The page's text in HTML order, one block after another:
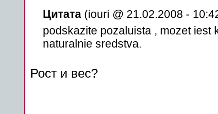
Цитата(iouri @ 21.02.2008 -
podskazite pozaluista , mozet iest
naturalnie sredstva.
Рост и вес?